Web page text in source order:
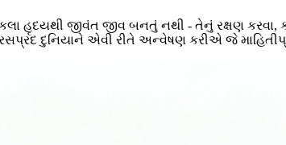
જીવંત જીવ બનતું નથી - તેનું રક્ષણ કરવા,
દુનિયાને એવી રીતે અન્વેષણ કરીએ જે